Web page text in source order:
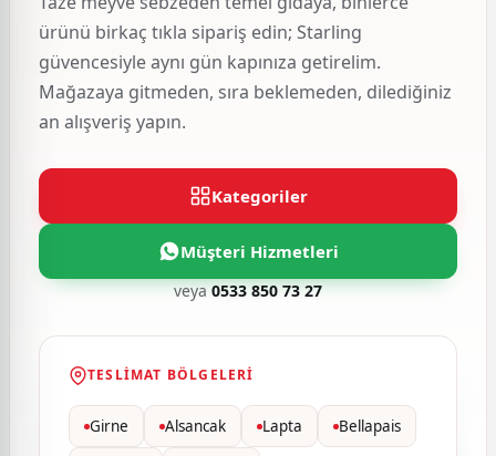
ürünü birkaç tıkla sipariş edin; Starling
güvencesiyle aynı gün kapınıza getirelim.
Mağazaya gitmeden, sıra beklemeden, dilediğiniz
an alışveriş yapın.
Kategoriler
Müşteri Hizmetleri
veya0533 850 73 27
TESLIMAT BÖLGELERI
Girne Alsancak Lapta Bellapais